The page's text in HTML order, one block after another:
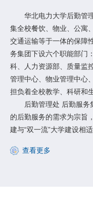
华北电力大学后勤管理
集全校餐饮、物业、公寓
交通运输等于一体的保障
务集团下设六个职能部门
科、人力资源部、质量监
管理中心、物业管理中心
担负着全校教学、科研和
后勤管理处 后勤服务
的后勤服务的需求为宗旨
建与“双一流”大学建设相
查看更多